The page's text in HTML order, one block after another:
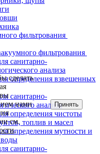
фильтрования
фильтрования
санитарно-
анализа
определения взвешенных
санитарно-
анализа
определения чистоты
топлив и масел
определения мутности и
воды
санитарно-
сделать
нами
см.
.
Принять